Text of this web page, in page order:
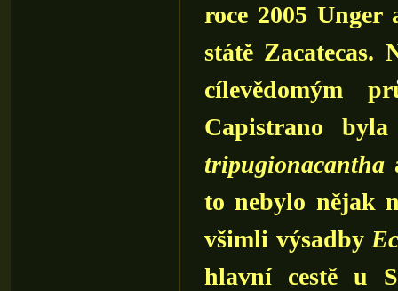
roce 2005
státě Zacatecas.
cílevědomým
Capistrano
tripugionacantha
to nebylo nějak
všimli výsadby
hlavní cestě u